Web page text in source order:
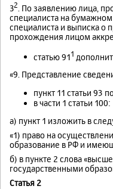
З2 . По заявлению лица,
специалиста на
специалиста и выписка
прохождения лицом
статью 911
«9. Представление
пункт 11 статьи 93
в части 1 статьи 100:
а) пункт 1 изложить в
«1) право на
образование в РФ и
б) в пункте 2 слова
государственными
Статья 2